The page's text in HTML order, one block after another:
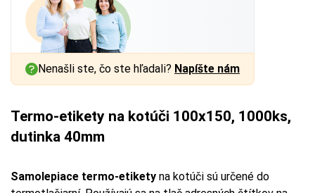
Nenašli ste, čo ste hľadali? Napíšte nám
Termo-etikety na kotúči 100x150, 1000ks,
dutinka 40mm
Samolepiace termo-etikety na kotúči sú určené do